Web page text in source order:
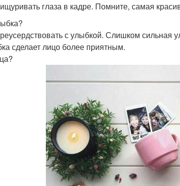
глаза в кадре. Помните, самая
с улыбкой. Слишком сильная
сделает лицо более приятным.